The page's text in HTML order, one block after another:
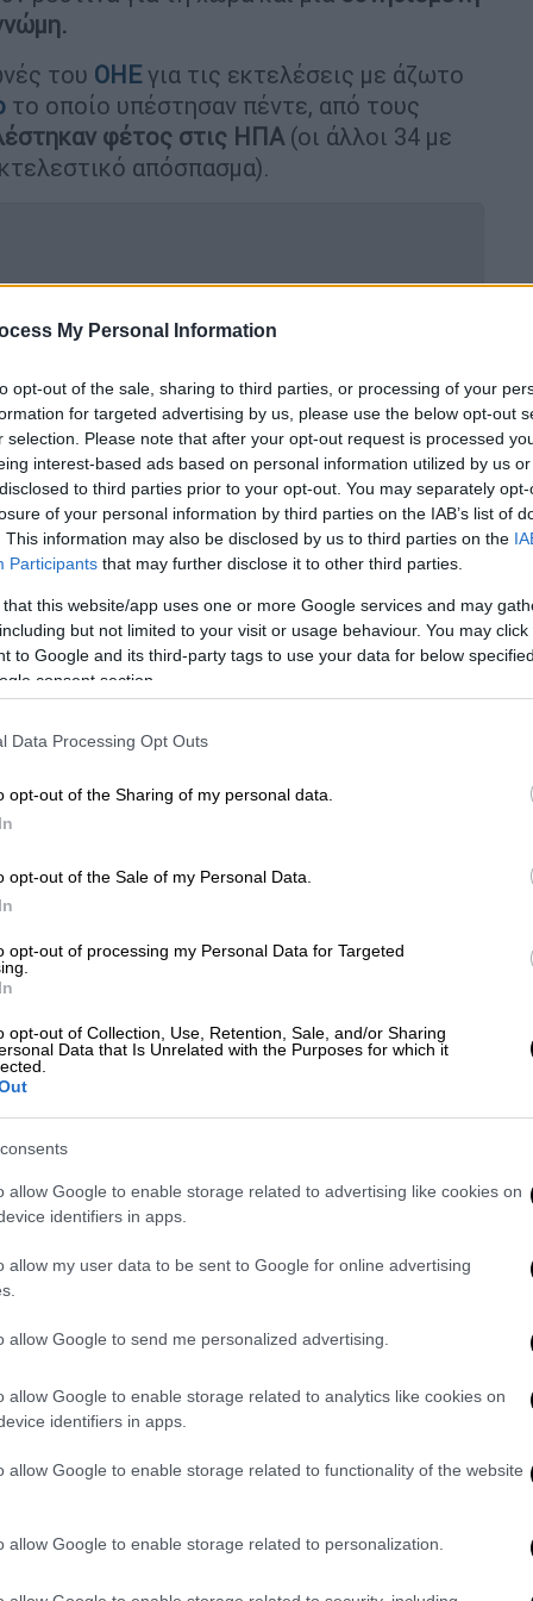
My Personal Information
opt-out of the sale, sharing to third parties, or processing of your
for targeted advertising by us, please use the below opt-out
selection. Please note that after your opt-out request is processed
interest-based ads based on personal information utilized by us
to third parties prior to your opt-out. You may separately
of your personal information by third parties on the IAB’s list of
This information may also be disclosed by us to third parties on the
Participants that may further disclose it to other third parties.
that this website/app uses one or more Google services and may
but not limited to your visit or usage behaviour. You may
to Google and its third-party tags to use your data for below
consent section.
Data Processing Opt Outs
opt-out of the Sharing of my personal data.
opt-out of the Sale of my Personal Data.
opt-out of processing my Personal Data for Targeted
opt-out of Collection, Use, Retention, Sale, and/or Sharing
Data that Is Unrelated with the Purposes for which it
allow Google to enable storage related to advertising like cookies on
identifiers in apps.
allow my user data to be sent to Google for online advertising
allow Google to send me personalized advertising.
allow Google to enable storage related to analytics like cookies on
identifiers in apps.
allow Google to enable storage related to functionality of the website
allow Google to enable storage related to personalization.
του ΟΗΕγια τις εκτελέσεις με άζωτο
το οποίο υπέστησαν πέντε, από τους
φέτος στις ΗΠΑ (οι άλλοι 34 με
απόσπασμα).
ΗΠΑ - Είχε δολοφονήσει γειτόνισσά
σκύλοι με μπλε τρίχωμα
η διαδικασία κυλά χωρίς
το όνομά του γίνεται είδηση στον Τύπο
διέπραξε και η ζωή στην εκάστοτε
φορές που εκτελέσεις πήγαν στραβά.
σχεδόν δύο ώρες έως εκτελεστικά
στόχο, αυτές είναι οι στιγμές που το
κλινικό τέλος και υπέβαλε άπαντες
η βρετανική Metro...
- Απαγχονισμός
στο Κένοσα του Ουισκόνσιν, οι
να στείλουν ένα μήνυμα σε όλους όσοι
αιώνες αποτελούσαν μια μακάβρια
του 30χρονου McCaffary για
μια δεξαμενή στην πίσω αυλή του
να μείνει κρεμασμένος,
από 20 λεπτά. Όλα αυτά ενώ
αρκετοί εξ αυτών
είχαν λιποθυμήσει. Η αντίδραση ήταν
ποινή λίγο μετά και ο πρώτος
ήταν και ο τελευταίος.
- Θάλαμος Αεριών
σε θάλαμο αερίου ήταν το απόλυτο
δολοφονία ενός 3χρονου κοριτσιού
το αέριο κυανίου γέμιζε την
με μανία το κεφάλι του σε έναν
μετρούσαν τα